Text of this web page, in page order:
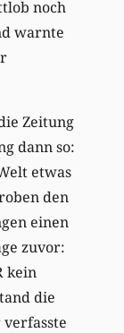
noch
warnte
Zeitung
dann so:
etwas
den
einen
zuvor:
kein
die